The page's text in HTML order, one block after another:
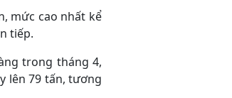
mức cao nhất kể
tiếp.
trong tháng 4,
lên 79 tấn, tương